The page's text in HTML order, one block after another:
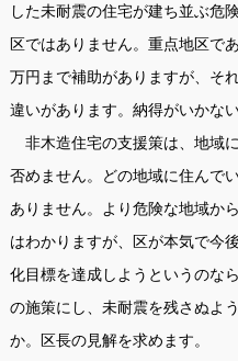
した未耐震の住宅が建ち並ぶ危
区ではありません。重点地区で
万円まで補助がありますが、そ
違いがあります。納得がいかな
非木造住宅の支援策は、地域
否めません。どの地域に住んで
ありません。より危険な地域か
はわかりますが、区が本気で今
化目標を達成しようというのな
の施策にし、未耐震を残さぬよ
か。区長の見解を求めます。